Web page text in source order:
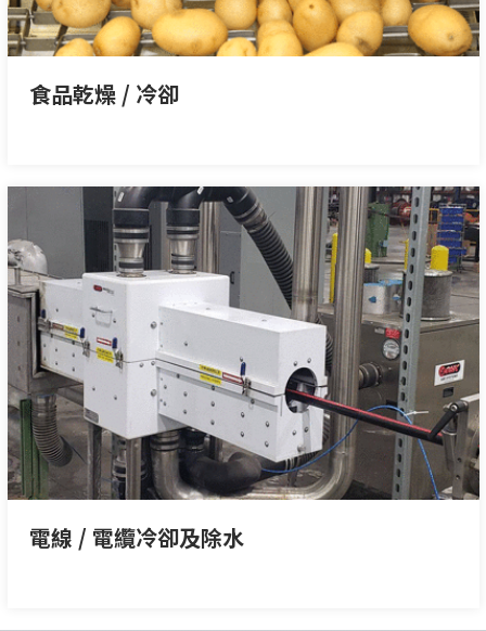
食品乾燥 / 冷卻
電線 / 電纜冷卻及除水